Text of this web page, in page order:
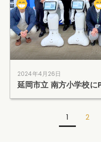
2024年4月26日
延岡市立 南方小学校
1 2